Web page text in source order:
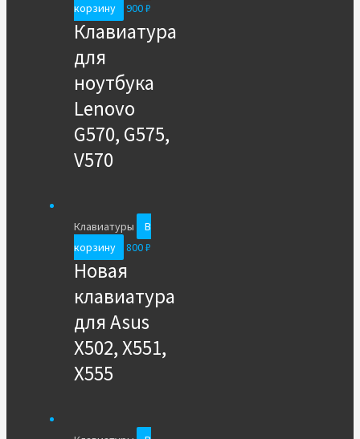
корзину
900₽
Клавиатура
для
ноутбука
Lenovo
G570, G575,
V570
Клавиатуры
В
корзину
800₽
Новая
клавиатура
для Asus
X502, X551,
X555